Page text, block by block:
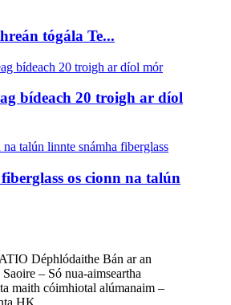
tógála Te...
bídeach 20 troigh ar díol
os cionn na talún